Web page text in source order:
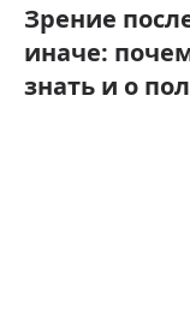
Зрение
иначе:
знать и о